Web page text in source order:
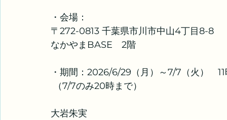
・会場：
〒272-0813 千葉県市川市中山4丁目8-8
なかやまBASE　2階
・期間：2026/6/29（月）～7/7（火）　
（7/7のみ20時まで）
大岩朱実